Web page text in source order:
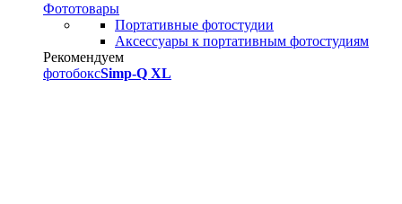
Фототовары
Портативные фотостудии
Аксессуары к портативным фотостудиям
Рекомендуем
фотобоксSimp-Q XL